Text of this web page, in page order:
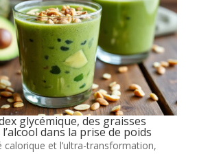
glycémique, des graisses
dans la prise de poids
calorique et l’ultra-transformation,